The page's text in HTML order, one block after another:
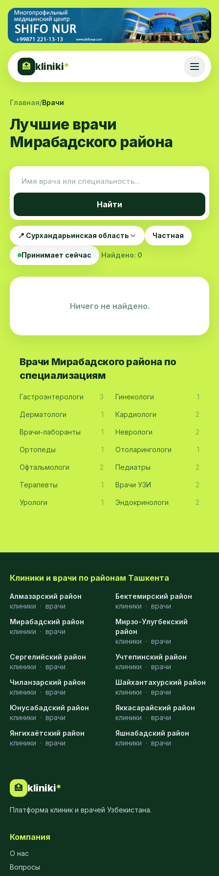
🏥 kliniki*
Главная/Врачи
Лучшие врачи
Мирабадского района
Найти
📍 Сурхандарьинская область Частная
Принимает сейчас Найдено: 0
Ничего не найдено.
Врачи Мирабадского района по
специализациям
Гастроэнтерологи 3 Гинекологи 1
Дерматологи 1 Кардиологи 2
Врачи-лаборанты 1 Неврологи 2
Ортопеды 1 Отоларингологи 1
Офтальмологи 2 Педиатры 2
Терапевты 1 Врачи УЗИ 2
Урологи 1 Эндокринологи 2
Клиники и врачи по районам Ташкента
Алмазарский район
клиники · врачи
Бектемирский район
клиники · врачи
Мирабадский район
клиники · врачи
Мирзо-Улугбекский
район
клиники · врачи
Сергелийский район
клиники · врачи
Учтепинский район
клиники · врачи
Чиланзарский район
клиники · врачи
Шайхантахурский район
клиники · врачи
Юнусабадский район
клиники · врачи
Яккасарайский район
клиники · врачи
Янгихаётский район
клиники · врачи
Яшнабадский район
клиники · врачи
🏥 kliniki*
Платформа клиник и врачей Узбекистана.
Компания
О нас
Вопросы